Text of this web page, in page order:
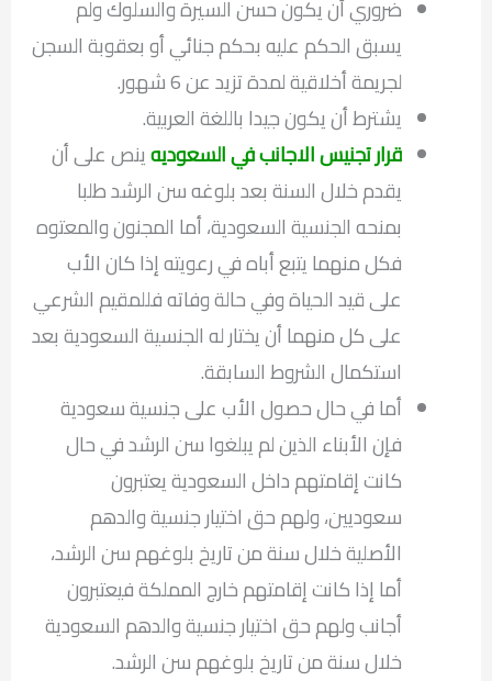
ضروري أن يكون حسن السيرة والسلوك ولم
يسبق الحكم عليه بحكم جنائي أو بعقوبة السجن
لجريمة أخلاقية لمدة تزيد عن 6 شهور.
يشترط أن يكون جيدا باللغة العربية.
قرار تجنيس الاجانب في السعوديهينص على أن
يقدم خلال السنة بعد بلوغه سن الرشد طلبا
بمنحه الجنسية السعودية، أما المجنون والمعتوه
فكل منهما يتبع أباه في رعويته إذا كان الأب
على قيد الحياة وفي حالة وفاته فللمقيم الشرعي
على كل منهما أن يختار له الجنسية السعودية بعد
استكمال الشروط السابقة.
أما في حال حصول الأب على جنسية سعودية
فإن الأبناء الذين لم يبلغوا سن الرشد في حال
كانت إقامتهم داخل السعودية يعتبرون
سعوديين، ولهم حق اختيار جنسية والدهم
الأصلية خلال سنة من تاريخ بلوغهم سن الرشد،
أما إذا كانت إقامتهم خارج المملكة فيعتبرون
أجانب ولهم حق اختيار جنسية والدهم السعودية
خلال سنة من تاريخ بلوغهم سن الرشد.